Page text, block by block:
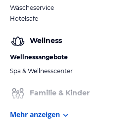
Wäscheservice
Hotelsafe
Wellness
Wellnessangebote
Spa & Wellnesscenter
Familie & Kinder
Mehr anzeigen